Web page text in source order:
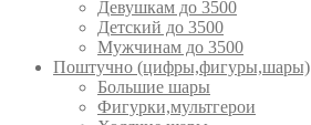
Девушкам до 3500
Детский до 3500
Мужчинам до 3500
Поштучно (цифры,фигуры,шары)
Большие шары
Фигурки,мультгерои